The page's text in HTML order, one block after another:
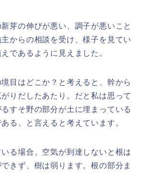
芽の伸びが悪い、調子が悪いこと
からの相談を受け、様子を見てい
であるように見えました。
目はどこか？と考えると、幹から
りだしたあたり。だと私は思って
すそ野の部分が土に埋まっている
る、と言えると考えています。
る場合、空気が到達しないと根は
きず、樹は弱ります。根の部分ま